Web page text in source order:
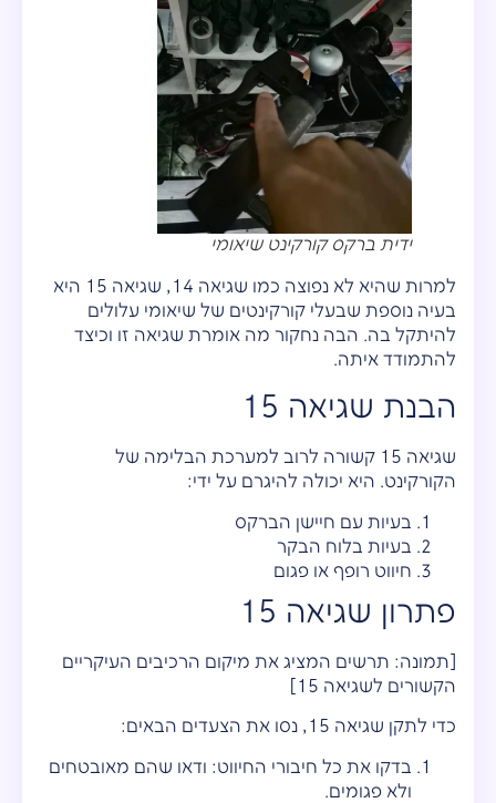
ידית ברקס קורקינט שיאומי
למרות שהיא לא נפוצה כמו שגיאה 14, שגיאה 15 היא
בעיה נוספת שבעלי קורקינטים של שיאומי עלולים
להיתקל בה. הבה נחקור מה אומרת שגיאה זו וכיצד
להתמודד איתה.
הבנת שגיאה 15
שגיאה 15 קשורה לרוב למערכת הבלימה של
הקורקינט. היא יכולה להיגרם על ידי:
בעיות עם חיישן הברקס
בעיות בלוח הבקר
חיווט רופף או פגום
פתרון שגיאה 15
[תמונה: תרשים המציג את מיקום הרכיבים העיקריים
הקשורים לשגיאה 15]
כדי לתקן שגיאה 15, נסו את הצעדים הבאים:
בדקו את כל חיבורי החיווט: ודאו שהם מאובטחים
ולא פגומים.